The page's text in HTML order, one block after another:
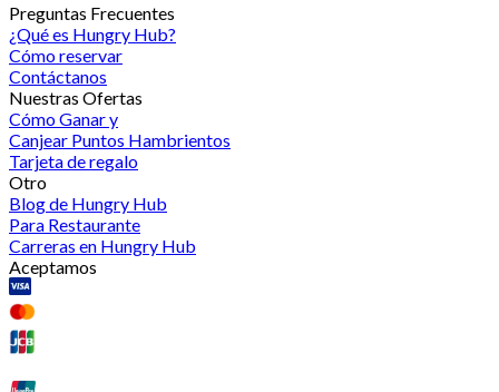
Preguntas Frecuentes
¿Qué es Hungry Hub?
Cómo reservar
Contáctanos
Nuestras Ofertas
Cómo Ganar y
Canjear Puntos Hambrientos
Tarjeta de regalo
Otro
Blog de Hungry Hub
Para Restaurante
Carreras en Hungry Hub
Aceptamos